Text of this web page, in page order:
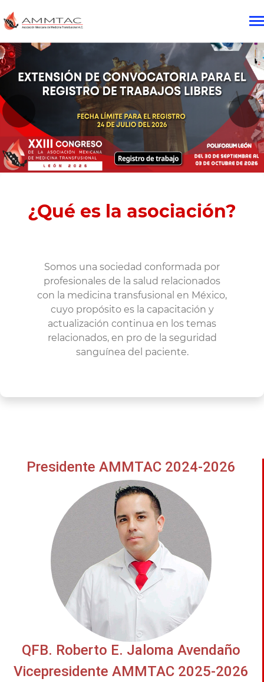
¿Qué es la asociación?
Somos una sociedad conformada por
profesionales de la salud relacionados
con la medicina transfusional en México,
cuyo propósito es la capacitación y
actualización continua en los temas
relacionados, en pro de la seguridad
sanguínea del paciente.
Presidente AMMTAC 2024-2026
QFB. Roberto E. Jaloma Avendaño
Vicepresidente AMMTAC 2025-2026